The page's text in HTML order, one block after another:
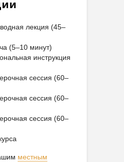
лекция (45–
(5–10 минут)
инструкция
сессия (60–
сессия (60–
сессия (60–
местным